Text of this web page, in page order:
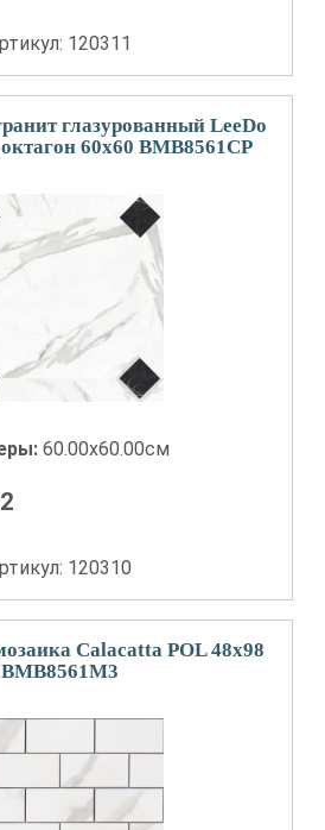
120311
глазурованный LeeDo
60x60 BMB8561CP
60.00x60.00см
120310
Calacatta POL 48х98
BMB8561M3